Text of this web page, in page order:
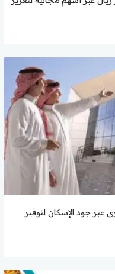
عبر جود الإسكان لتوفير